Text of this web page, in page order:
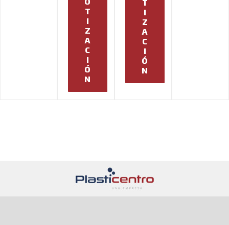
T
I
Z
A
C
I
Ó
N
T
I
Z
A
C
I
Ó
N